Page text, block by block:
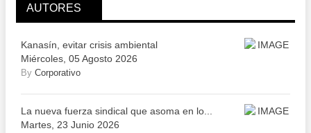
AUTORES
Kanasín, evitar crisis ambiental
Miércoles, 05 Agosto 2026
By Corporativo
La nueva fuerza sindical que asoma en lo...
Martes, 23 Junio 2026